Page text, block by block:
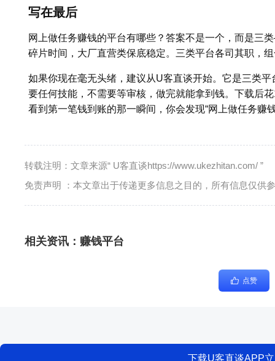
写在最后
网上做任务赚钱的平台有哪些？答案不是一个，而是
碎片时间，大厂直营类保底稳定。三类平台各司其职，
如果你现在毫无头绪，建议从U客直谈开始。它是三类
要任何技能，不需要等审核，做完就能拿到钱。下载后
看到第一笔钱到账的那一瞬间，你会发现“网上做任务赚
转载注明：文章来源“ U客直谈https://www.ukezhitan.com/ ”
免责声明 ：本文章出于传递更多信息之目的，所有信息仅供
相关资讯： 赚钱平台
点赞
下载U客直谈APP